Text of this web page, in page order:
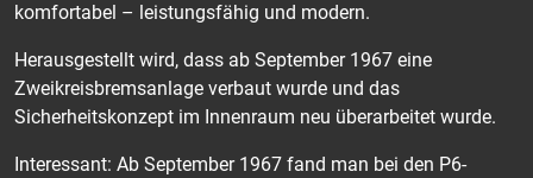
komfortabel – leistungsfähig und modern.
Herausgestellt wird, dass ab September 1967 eine
Zweikreisbremsanlage verbaut wurde und das
Sicherheitskonzept im Innenraum neu überarbeitet wurde.
Interessant: Ab September 1967 fand man bei den P6-